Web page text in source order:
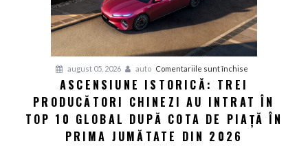
parteneriatul
din
China
cu
ani,
august 05, 2026 auto Comentariile sunt închise
istorică:
Trei
producători
ASCENSIUNE ISTORICĂ: TREI
PRODUCĂTORI CHINEZI AU INTRAT ÎN
TOP 10 GLOBAL DUPĂ COTA DE PIAȚĂ ÎN
PRIMA JUMĂTATE DIN 2026